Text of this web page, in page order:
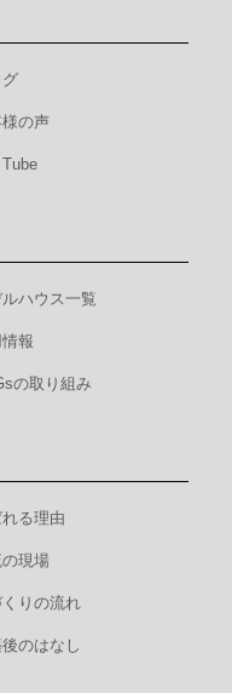
の声
ハウス一覧
報
の取り組み
る理由
現場
りの流れ
のはなし